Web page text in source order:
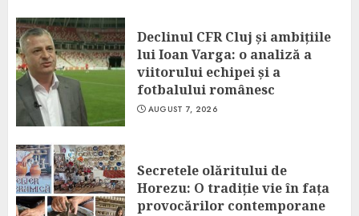
Declinul CFR Cluj și ambițiile
lui Ioan Varga: o analiză a
viitorului echipei și a
fotbalului românesc
AUGUST 7, 2026
Secretele olăritului de
Horezu: O tradiție vie în fața
provocărilor contemporane